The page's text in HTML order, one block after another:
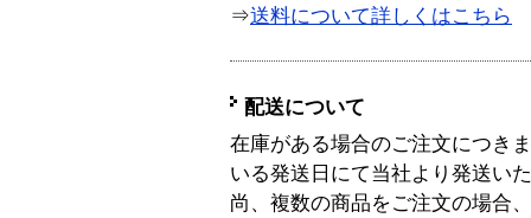
⇒送料について詳しくはこちら
配送について
在庫がある場合のご注文につき
いる発送日にて当社より発送い
尚、複数の商品をご注文の場合